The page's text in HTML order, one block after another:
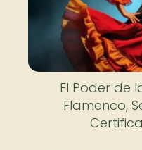
El Poder de
Flamenco,